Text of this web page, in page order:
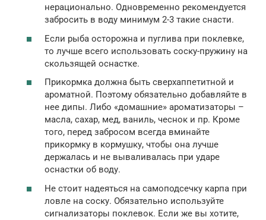
нерационально. Одновременно рекомендуется
забросить в воду минимум 2-3 такие снасти.
Если рыба осторожна и пуглива при поклевке,
то лучше всего использовать соску-пружину на
скользящей оснастке.
Прикормка должна быть сверхаппетитной и
ароматной. Поэтому обязательно добавляйте в
нее дипы. Либо «домашние» ароматизаторы –
масла, сахар, мед, ваниль, чеснок и пр. Кроме
того, перед забросом всегда вминайте
прикормку в кормушку, чтобы она лучше
держалась и не вываливалась при ударе
оснастки об воду.
Не стоит надеяться на самоподсечку карпа при
ловле на соску. Обязательно используйте
сигнализаторы поклевок. Если же вы хотите,